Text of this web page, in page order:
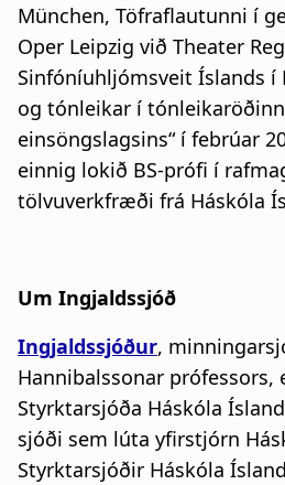
München, Töfraflautunni í
Oper Leipzig við Theater
Sinfóníuhljómsveit Íslands í
og tónleikar í
einsöngslagsins“ í febrúar
einnig lokið BS-prófi í
tölvuverkfræði frá Háskóla
Um Ingjaldssjóð
Ingjaldssjóður,
Hannibalssonar prófessors,
Styrktarsjóða Háskóla
sjóði sem lúta yfirstjórn
Styrktarsjóðir Háskóla